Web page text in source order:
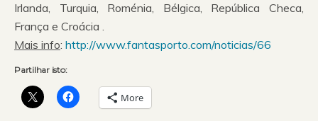
Irlanda, Turquia, Roménia, Bélgica, República Checa,
França e Croácia .
Mais info: http://www.fantasporto.com/noticias/66
Partilhar isto:
More